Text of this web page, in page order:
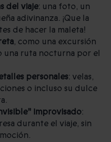
del viaje: una foto, un
adivinanza. ¡Que la
de hacer la maleta!
, como una excursión
una ruta nocturna por el
personales: velas,
o incluso su dulce
improvisado:
durante el viaje, sin